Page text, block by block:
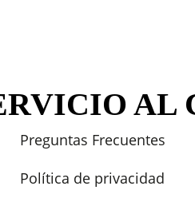
AL
Preguntas Frecuentes
Política de privacidad